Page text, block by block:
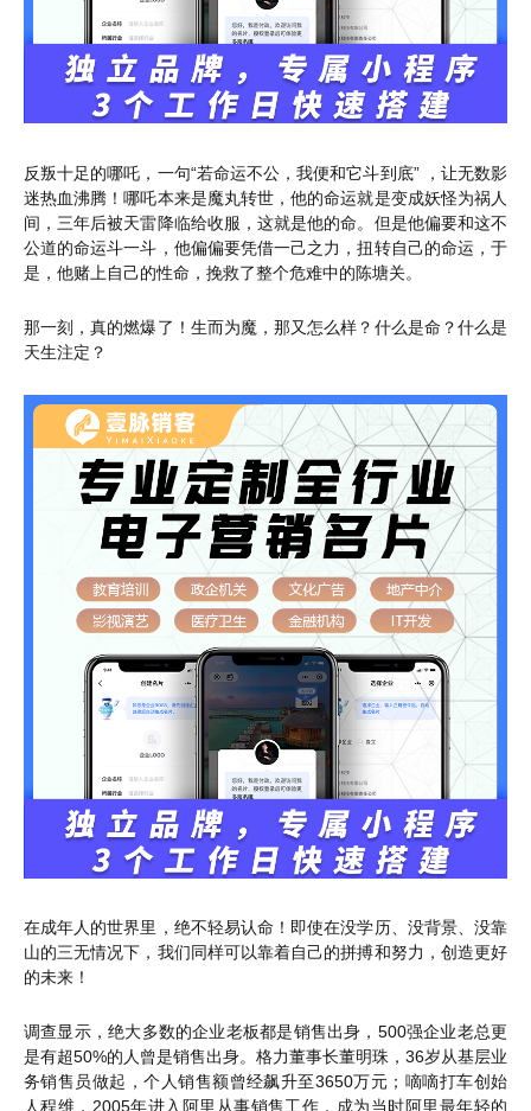
反叛十足的哪吒，一句“若命运不公，我便和它斗到底” ，让无数影
迷热血沸腾！哪吒本来是魔丸转世，他的命运就是变成妖怪为祸人
间，三年后被天雷降临给收服，这就是他的命。但是他偏要和这不
公道的命运斗一斗，他偏偏要凭借一己之力，扭转自己的命运，于
是，他赌上自己的性命，挽救了整个危难中的陈塘关。
那一刻，真的燃爆了！生而为魔，那又怎么样？什么是命？什么是
天生注定？
在成年人的世界里，绝不轻易认命！即使在没学历、没背景、没靠
山的三无情况下，我们同样可以靠着自己的拼搏和努力，创造更好
的未来！
调查显示，绝大多数的企业老板都是销售出身，500强企业老总更
是有超50%的人曾是销售出身。格力董事长董明珠，36岁从基层业
务销售员做起，个人销售额曾经飙升至3650万元；嘀嘀打车创始
人程维，2005年进入阿里从事销售工作，成为当时阿里最年轻的